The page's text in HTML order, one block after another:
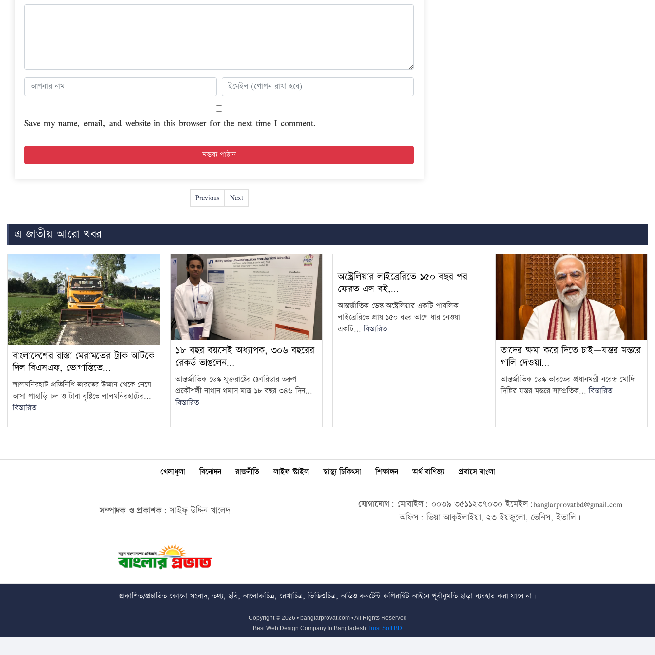
Save my name, email, and website in this browser for the next time I comment.
Previous Next
এ জাতীয় আরো খবর
বাংলাদেশের রাস্তা মেরামতের ট্রাক আটকে
দিল বিএসএফ, ভোগান্তিতে…
লালমনিরহাট প্রতিনিধি ভারতের উজান থেকে নেমে
আসা পাহাড়ি ঢল ও টানা বৃষ্টিতে লালমনিরহাটের...
বিস্তারিত
১৮ বছর বয়সেই অধ্যাপক, ৩০৬ বছরের
রেকর্ড ভাঙলেন…
আন্তর্জাতিক ডেস্ক যুক্তরাষ্ট্রের ফ্লোরিডার তরুণ
প্রকৌশলী নাথান থমাস মাত্র ১৮ বছর ৩৪৬ দিন...
বিস্তারিত
অস্ট্রেলিয়ার লাইব্রেরিতে ১৫০ বছর পর
ফেরত এল বই,…
আন্তর্জাতিক ডেস্ক অস্ট্রেলিয়ার একটি পাবলিক
লাইব্রেরিতে প্রায় ১৫০ বছর আগে ধার নেওয়া
একটি...বিস্তারিত
তাদের ক্ষমা করে দিতে চাই—যন্তর মন্তরে
গালি দেওয়া…
আন্তর্জাতিক ডেস্ক ভারতের প্রধানমন্ত্রী নরেন্দ্র মোদি
দিল্লির যন্তর মন্তরে সাম্প্রতিক...বিস্তারিত
খেলাধুলা বিনোদন রাজনীতি লাইফ স্টাইল স্বাস্থ্য চিকিৎসা শিক্ষাঙ্গন অর্থ বাণিজ্য প্রবাসে বাংলা
সম্পাদক ও প্রকাশক: সাইফু উদ্দিন খালেদ
যোগাযোগ: মোবাইল: ০০৩৯ ৩৫১১২৩৭০৩০ ইমেইল:banglarprovatbd@gmail.com
অফিস: ভিয়া আকুইলাইয়া, ২৩ ইয়জুলো, ভেনিস, ইতালি।
প্রকাশিত/প্রচারিত কোনো সংবাদ, তথ্য, ছবি, আলোকচিত্র, রেখাচিত্র, ভিডিওচিত্র, অডিও কনটেন্ট কপিরাইট আইনে পূর্বানুমতি ছাড়া ব্যবহার করা যাবে না।
Copyright © 2026 • banglarprovat.com • All Rights Reserved
Best Web Design Company In Bangladesh Trust Soft BD